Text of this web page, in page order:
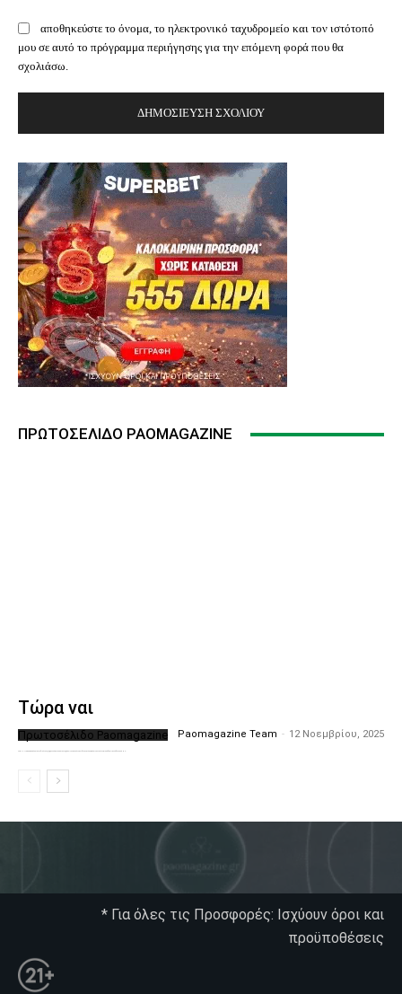
αποθηκεύστε το όνομα, το ηλεκτρονικό ταχυδρομείο και τον ιστότοπό
μου σε αυτό το πρόγραμμα περιήγησης για την επόμενη φορά που θα
σχολιάσω.
ΠΡΩΤΟΣΈΛΙΔΟ PAOMAGAZINE
Τώρα ναι
Πρωτοσέλιδο Paomagazine Paomagazine Team - 12 Νοεμβρίου, 2025
* Για όλες τις Προσφορές: Ισχύουν όροι και
προϋποθέσεις